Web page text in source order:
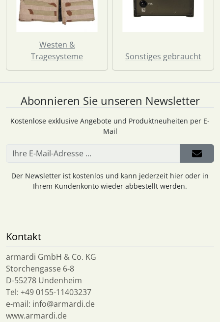
Westen &
Tragesysteme
Sonstiges gebraucht
Abonnieren Sie unseren Newsletter
Kostenlose exklusive Angebote und Produktneuheiten per E-
Mail
Der Newsletter ist kostenlos und kann jederzeit hier oder in
Ihrem Kundenkonto wieder abbestellt werden.
Kontakt
armardi GmbH & Co. KG
Storchengasse 6-8
D-55278 Undenheim
Tel: +49 0155-11403237
e-mail: info@armardi.de
www.armardi.de